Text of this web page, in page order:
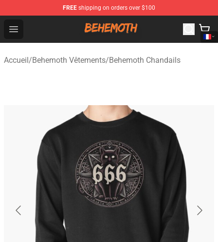
FREE shipping on orders over $100
Open menu
Behemoth Store - Official Behemoth Merchandise Shop
Accueil/Behemoth Vêtements/Behemoth Chandails